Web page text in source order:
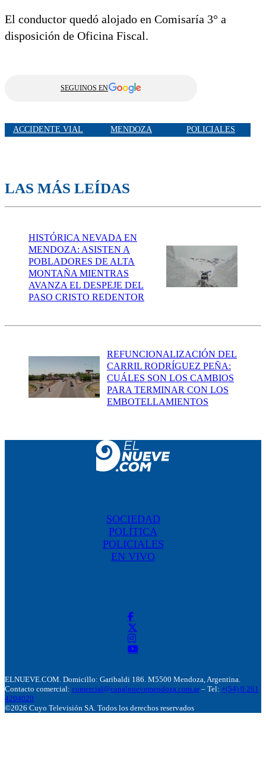
El conductor quedó alojado en Comisaría 3° a
disposición de Oficina Fiscal.
SEGUINOS EN
ACCIDENTE VIAL MENDOZA POLICIALES
LAS MÁS LEÍDAS
HISTÓRICA NEVADA EN
MENDOZA: ASISTEN A
POBLADORES DE ALTA
MONTAÑA MIENTRAS
AVANZA EL DESPEJE DEL
PASO CRISTO REDENTOR
REFUNCIONALIZACIÓN DEL
CARRIL RODRÍGUEZ PEÑA:
CUÁLES SON LOS CAMBIOS
PARA TERMINAR CON LOS
EMBOTELLAMIENTOS
SOCIEDAD
POLÍTICA
POLICIALES
EN VIVO
ELNUEVE.COM. Domicillo: Garibaldi 186. M5500 Mendoza, Argentina.
Contacto comercial: comercial@canalnuevemendoza.com.ar – Tel: +(54) 9 261
4204020
©2026 Cuyo Televisión SA. Todos los derechos reservados